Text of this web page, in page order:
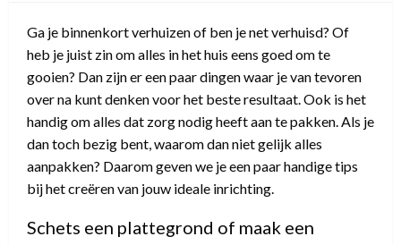
slim
je
nieuwe
huis
in
Ga je binnenkort verhuizen of ben je net verhuisd? Of
heb je juist zin om alles in het huis eens goed om te
gooien? Dan zijn er een paar dingen waar je van tevoren
over na kunt denken voor het beste resultaat. Ook is het
handig om alles dat zorg nodig heeft aan te pakken. Als je
dan toch bezig bent, waarom dan niet gelijk alles
aanpakken? Daarom geven we je een paar handige tips
bij het creëren van jouw ideale inrichting.
Schets een plattegrond of maak een